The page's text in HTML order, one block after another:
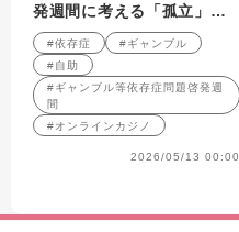
発週間に考える「孤立」を
防ぐための支援
#依存症
#ギャンブル
#自助
#ギャンブル等依存症問題啓発週
間
#オンラインカジノ
2026/05/13 00:00